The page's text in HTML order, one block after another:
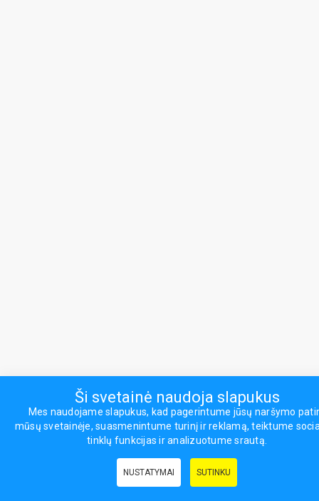
Ši svetainė naudoja slapukus
Mes naudojame slapukus, kad pagerintume jūsų naršymo
mūsų svetainėje, suasmenintume turinį ir reklamą, teiktume
tinklų funkcijas ir analizuotume srautą.
NUSTATYMAI SUTINKU